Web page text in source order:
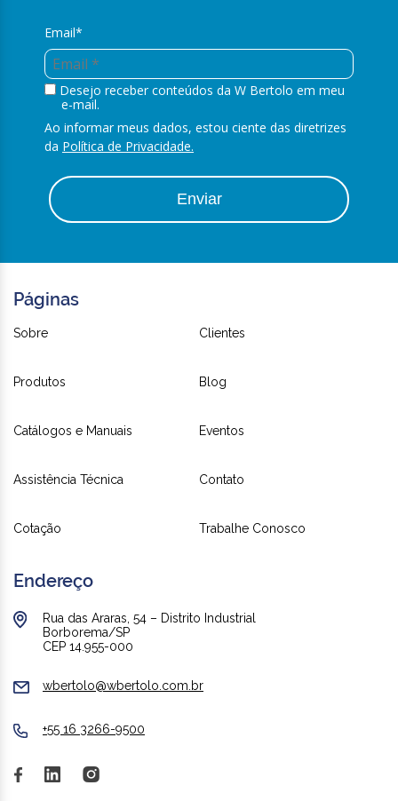
Email*
Desejo receber conteúdos da W Bertolo em meu
e-mail.
Ao informar meus dados, estou ciente das diretrizes
da Política de Privacidade.
Enviar
Páginas
Sobre Clientes
Produtos Blog
Catálogos e Manuais Eventos
Assistência Técnica Contato
Cotação Trabalhe Conosco
Endereço
Rua das Araras, 54 – Distrito Industrial
Borborema/SP
CEP 14.955-000
wbertolo@wbertolo.com.br
+55 16 3266-9500